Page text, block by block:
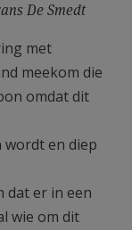
De Smedt
met
meekom die
omdat dit
wordt en diep
dat er in een
wie om dit